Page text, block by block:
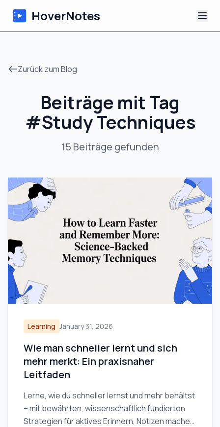
HoverNotes
KI-Video-Notizen
Tutorials
Über uns
Zurück zum Blog
Beiträge mit Tag
#Study Techniques
15 Beiträge gefunden
Learning January 31, 2026
Wie man schneller lernt und sich
mehr merkt: Ein praxisnaher
Leitfaden
Lerne, wie du schneller lernst und mehr behältst
– mit bewährten, wissenschaftlich fundierten
Strategien für aktives Erinnern, Notizen machen